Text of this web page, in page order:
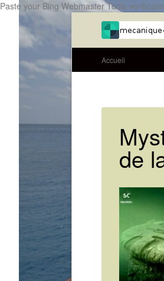
Paste your Bing Webmaster Tools
Accueil
de